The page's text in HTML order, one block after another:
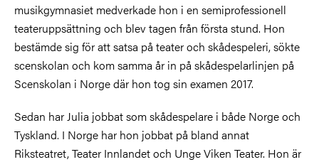
musikgymnasiet medverkade hon i en semiprofessionell
teateruppsättning och blev tagen från första stund. Hon
bestämde sig för att satsa på teater och skådespeleri, sökte
scenskolan och kom samma år in på skådespelarlinjen på
Scenskolan i Norge där hon tog sin examen 2017.
Sedan har Julia jobbat som skådespelare i både Norge och
Tyskland. I Norge har hon jobbat på bland annat
Riksteatret, Teater Innlandet och Unge Viken Teater. Hon är